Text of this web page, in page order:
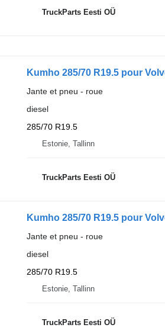
TruckParts Eesti OÜ
Kumho 285/70 R19.5 pour
Jante et pneu - roue
diesel
285/70 R19.5
Estonie, Tallinn
TruckParts Eesti OÜ
Kumho 285/70 R19.5 pour
Jante et pneu - roue
diesel
285/70 R19.5
Estonie, Tallinn
TruckParts Eesti OÜ